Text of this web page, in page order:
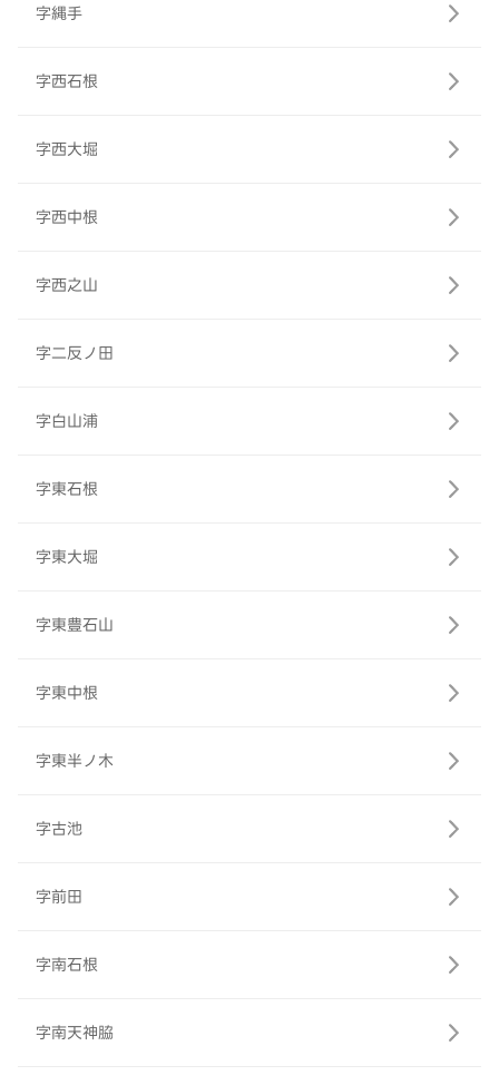
字縄手
字西石根
字西大堀
字西中根
字西之山
字二反ノ田
字白山浦
字東石根
字東大堀
字東豊石山
字東中根
字東半ノ木
字古池
字前田
字南石根
字南天神脇